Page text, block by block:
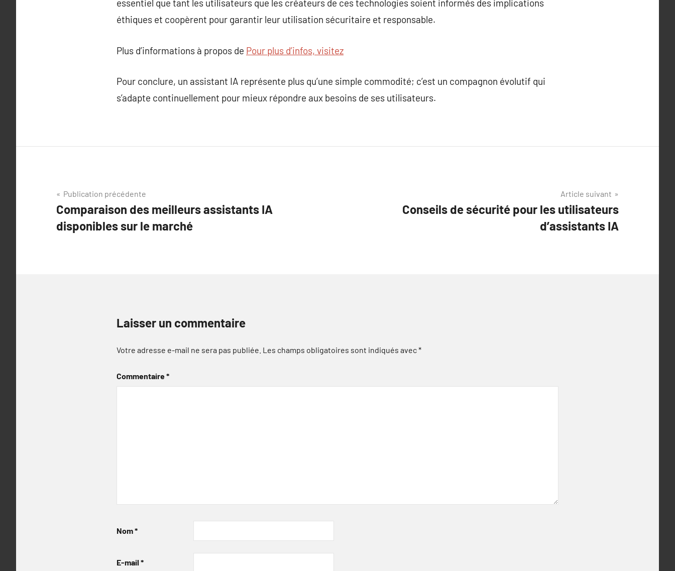
essentiel que tant les utilisateurs que les créateurs de ces technologies soient informés des implications
éthiques et coopèrent pour garantir leur utilisation sécuritaire et responsable.
Plus d’informations à propos de Pour plus d’infos, visitez
Pour conclure, un assistant IA représente plus qu’une simple commodité; c’est un compagnon évolutif qui
s’adapte continuellement pour mieux répondre aux besoins de ses utilisateurs.
Navigation
de
l’article
Publication précédente
Comparaison des meilleurs assistants IA
disponibles sur le marché
Article suivant
Conseils de sécurité pour les utilisateurs
d’assistants IA
Laisser un commentaire
Votre adresse e-mail ne sera pas publiée. Les champs obligatoires sont indiqués avec*
Commentaire*
Nom*
E-mail *